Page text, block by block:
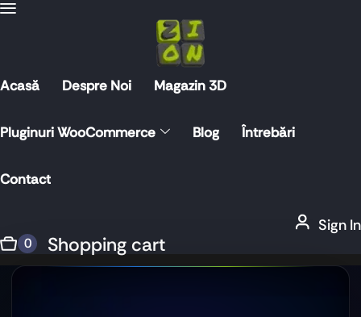
Acasă Despre Noi Magazin 3D
Pluginuri WooCommerce Blog Întrebări
Contact
Sign In
0 Shopping cart